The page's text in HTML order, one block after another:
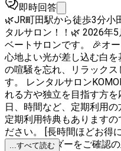
即時回答
🌿JR町田駅から徒歩3分小
タルサロン！！🌿 2026年5月にオープンの完全個室プライ
ベートサロンです。 🎉オ
心地よい光が差し込む白
の喧騒を忘れ、リラック
す。 レンタルサロン
れる方や独立を目指す方
日、時間など、定期利用
定期利用特典もあります
ださい。 [長時間ほどお得になります!] 【30分無料見学実施
中】 カレンダーをご確認
...すべて読む